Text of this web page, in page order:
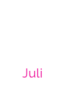
Juli